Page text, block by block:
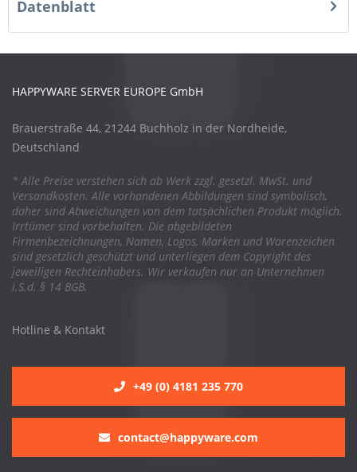
Datenblatt
HAPPYWARE SERVER EUROPE GmbH
Brauerstraße 44, 21244 Buchholz in der Nordheide,
Deutschland
* Alle Preise verstehen sich ab Werk zzgl. gesetzl. MwSt. und
Versandkosten. Alle vorhandenen Abbildungen sind symbolisch,
daher sind Abweichungen von dem tatsächlichen Produkt möglich.
Irrtümer sind vorbehalten. Die abgebildeten
Firmenbezeichnungen, Namen, Logos, Marken und Warenzeichen
sind gesetzlich geschützt und unterliegen dem Copyright des
jeweiligen Rechteinhabers. Wir verkaufen nur an Unternehmen
i.S.d. § 14 BGB.
Hotline & Kontakt
+49 (0) 4181 235 770
contact@happyware.com